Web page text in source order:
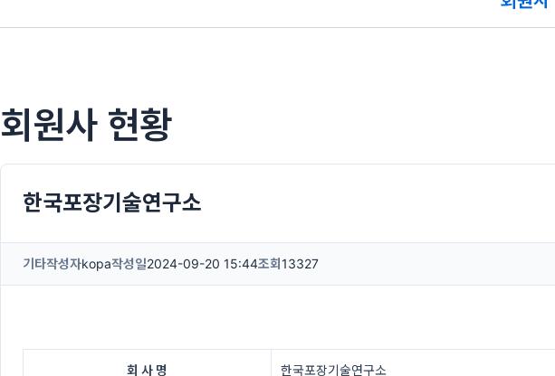
회원사 현황
한국포장기술연구소
기타작성자kopa작성일2024-09-20 15:44조회 13327
회 사 명 한국포장기술연구소